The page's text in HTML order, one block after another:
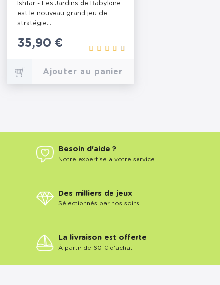
Ishtar - Les Jardins de Babylone
est le nouveau grand jeu de
stratégie...
Prix
35,90 €
Ajouter au panier
Besoin d'aide ?
Notre expertise à votre service
Des milliers de jeux
Sélectionnés par nos soins
La livraison est offerte
À partir de 60 € d'achat